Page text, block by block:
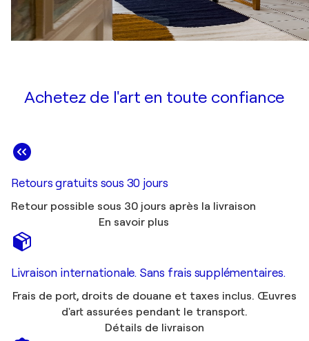
Achetez de l'art en toute confiance
Retours gratuits sous 30 jours
Retour possible sous 30 jours après la livraison
En savoir plus
Livraison internationale. Sans frais supplémentaires.
Frais de port, droits de douane et taxes inclus. Œuvres
d'art assurées pendant le transport.
Détails de livraison